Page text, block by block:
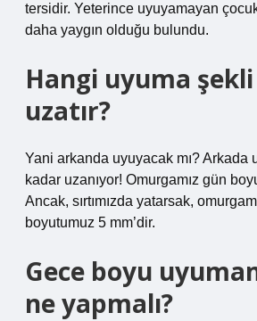
tersidir. Yeterince uyuyamayan
daha yaygın olduğu bulundu.
Hangi uyuma
uzatır?
Yani arkanda uyuyacak mı? Arkada
kadar uzanıyor! Omurgamız gün
Ancak, sırtımızda yatarsak,
boyutumuz 5 mm’dir.
Gece boyu
ne yapmalı?